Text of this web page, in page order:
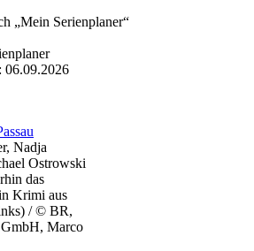
„Mein Serienplaner“
06.09.2026
Nadja
Ostrowski
das
Krimi aus
/ © BR,
Marco